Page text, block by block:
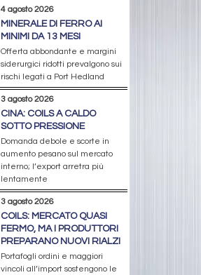
4 agosto 2026
MINERALE DI FERRO AI
MINIMI DA 13 MESI
Offerta abbondante e margini
siderurgici ridotti prevalgono sui
rischi legati a Port Hedland
3 agosto 2026
CINA: COILS A CALDO
SOTTO PRESSIONE
Domanda debole e scorte in
aumento pesano sul mercato
interno; l’export arretra più
lentamente
3 agosto 2026
COILS: MERCATO QUASI
FERMO, MA I PRODUTTORI
PREPARANO NUOVI RIALZI
Portafogli ordini e maggiori
vincoli all’import sostengono le